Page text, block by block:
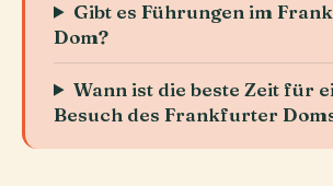
Gibt es Führungen im
Dom?
Wann ist die beste Zeit für
Besuch des Frankfurter